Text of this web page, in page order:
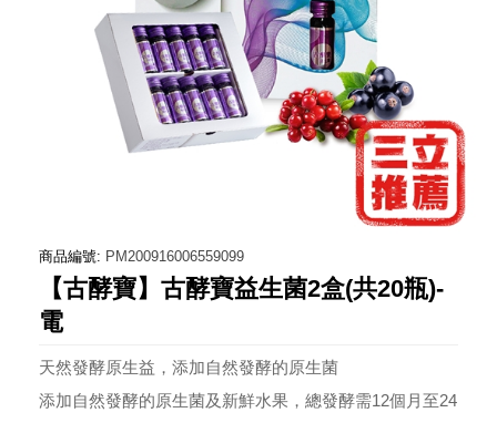
商品編號: PM200916006559099
【古酵寶】古酵寶益生菌2盒(共20瓶)-
電
天然發酵原生益，添加自然發酵的原生菌
添加自然發酵的原生菌及新鮮水果，總發酵需12個月至24